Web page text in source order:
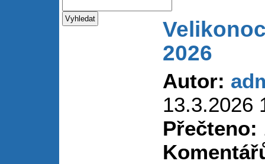
2026
Autor:
13.3.2026
Přečteno: